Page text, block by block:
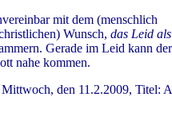
mit dem (menschlich
Wunsch, das Leid
Gerade im Leid kann der
nahe kommen.
den 11.2.2009, Titel: